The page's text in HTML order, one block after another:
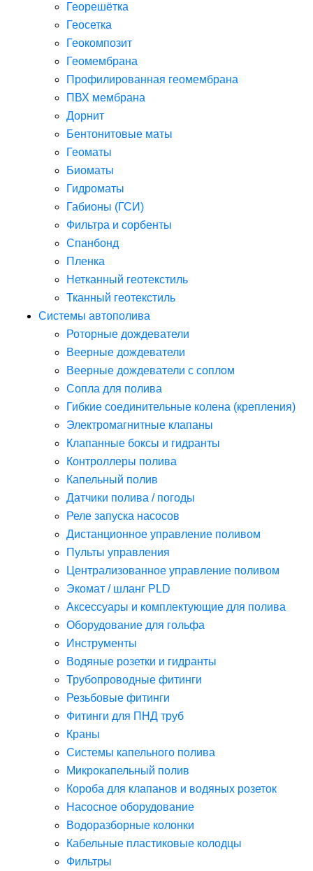
Георешётка
Геосетка
Геокомпозит
Геомембрана
Профилированная геомембрана
ПВХ мембрана
Дорнит
Бентонитовые маты
Геоматы
Биоматы
Гидроматы
Габионы (ГСИ)
Фильтра и сорбенты
Спанбонд
Пленка
Нетканный геотекстиль
Тканный геотекстиль
Системы автополива
Роторные дождеватели
Веерные дождеватели
Веерные дождеватели с соплом
Сопла для полива
Гибкие соединительные колена (крепления)
Электромагнитные клапаны
Клапанные боксы и гидранты
Контроллеры полива
Капельный полив
Датчики полива / погоды
Реле запуска насосов
Дистанционное управление поливом
Пульты управления
Централизованное управление поливом
Экомат / шланг PLD
Аксессуары и комплектующие для полива
Оборудование для гольфа
Инструменты
Водяные розетки и гидранты
Трубопроводные фитинги
Резьбовые фитинги
Фитинги для ПНД труб
Краны
Системы капельного полива
Микрокапельный полив
Короба для клапанов и водяных розеток
Насосное оборудование
Водоразборные колонки
Кабельные пластиковые колодцы
Фильтры